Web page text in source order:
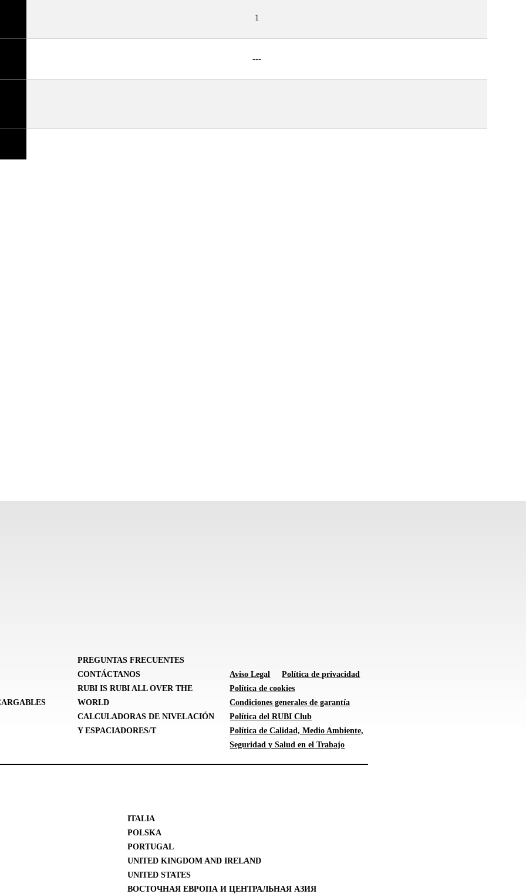
1
---
PREGUNTAS FRECUENTES
CONTÁCTANOS
RUBI IS RUBI ALL OVER THE
WORLD
CALCULADORAS DE NIVELACIÓN
Y ESPACIADORES/T
Aviso Legal
Política de privacidad
Política de cookies
Condiciones generales de garantía
Política del RUBI Club
Política de Calidad, Medio Ambiente,
Seguridad y Salud en el Trabajo
ITALIA
POLSKA
PORTUGAL
UNITED KINGDOM AND IRELAND
UNITED STATES
ВОСТОЧНАЯ ЕВРОПА И ЦЕНТРАЛЬНАЯ АЗИЯ